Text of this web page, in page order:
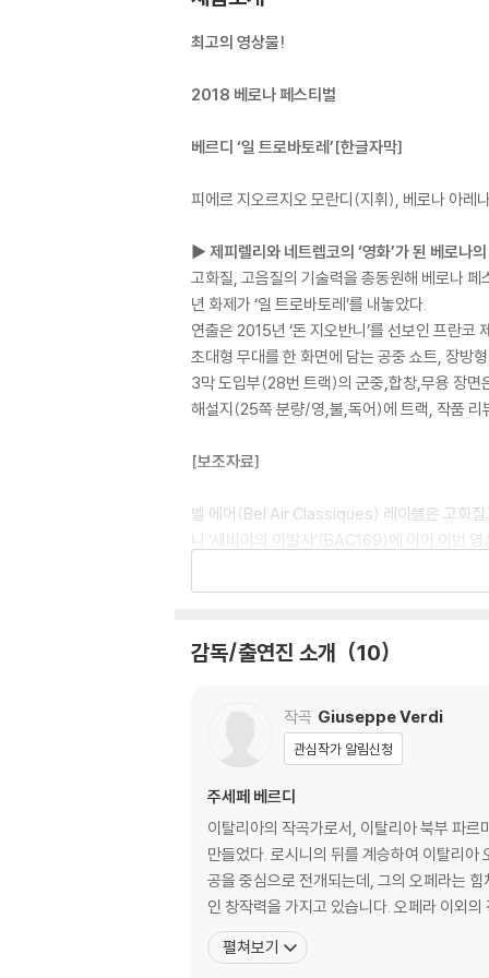
최고의 영상물!
2018 베로나 페스티벌
베르디 ‘일 트로바토레’[한글자막]
피에르 지오르지오 모란디(지휘), 베로나 아레
▶ 제피렐리와 네트렙코의 ‘영화’가 된 베로나의
고화질, 고음질의 기술력을 총동원해 베로나
년 화제가 ‘일 트로바토레’를 내놓았다.
연출은 2015년 ‘돈 지오반니’를 선보인 프란
초대형 무대를 한 화면에 담는 공중 쇼트, 장방
3막 도입부(28번 트랙)의 군중,합창,무용 장면
해설지(25쪽 분량/영,불,독어)에 트랙, 작품 리
[보조자료]
벨 에어(Bel Air Classiques) 레이블은 고화질
니 ‘세비야의 이발사’(BAC169)에 이어 이번
작곡가가 초대형무대를 염두에 두고 작곡한 작
2015년, 프란코 제피렐리(1923~2019) 연출
고의 베로나 페스티벌이 될 것이다’는 예언을
제피렐리 특유의 고전적인 연출은 실내 극장
루나 백작(루카 살시)은 귀족 처녀 레오노라(
제이직)를 이용해 만리코를 포로로 잡은 루나
루나 백작과 만리코가 친형제였음을 알리며 복
감독/출연진 소개 10
작곡 Giuseppe Verdi
관심작가 알림신청
주세페 베르디
이탈리아의 작곡가로서, 이탈리아 북부 파
만들었다. 로시니의 뒤를 계승하여 이탈리
공을 중심으로 전개되는데, 그의 오페라는
인 창작력을 가지고 있습니다. 오페라 이외
펼쳐보기